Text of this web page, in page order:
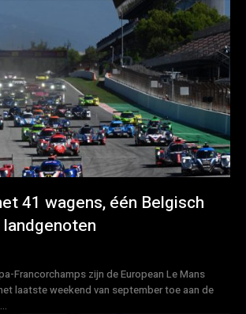
41 wagens, één Belgisch
Francorchamps zijn de European Le Mans
laatste weekend van september toe aan de